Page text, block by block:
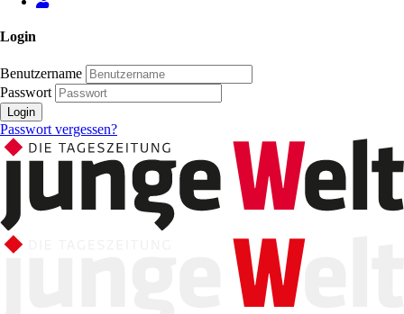
Login
Benutzername
Passwort
Login
Passwort vergessen?